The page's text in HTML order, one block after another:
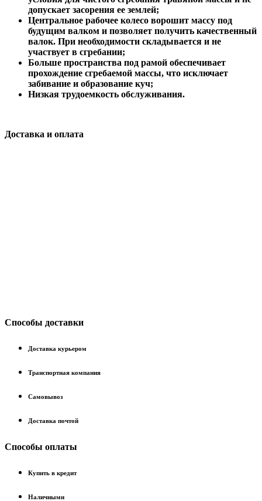
допускает засорения ее землей;
Центральное рабочее колесо ворошит массу под
будущим валком и позволяет получить качественный
валок. При необходимости складывается и не
участвует в сгребании;
Больше пространства под рамой обеспечивает
прохождение сгребаемой массы, что исключает
забивание и образование куч;
Низкая трудоемкость обслуживания.
Доставка и оплата
Способы доставки
Доставка курьером
Транспортная компания
Самовывоз
Доставка почтой
Способы оплаты
Купить в кредит
Наличными